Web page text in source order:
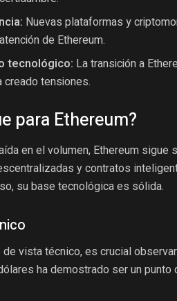
Nuevas plataformas y
de Ethereum.
tecnológico: La transición a
creado tensiones.
para Ethereum?
en el volumen, Ethereum sigue
y contratos
su base tecnológica es sólida.
de vista técnico, es crucial
ha demostrado ser un